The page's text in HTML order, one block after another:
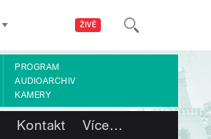
ŽIVĚ
PROGRAM
AUDIOARCHIV
KAMERY
Kontakt Více…